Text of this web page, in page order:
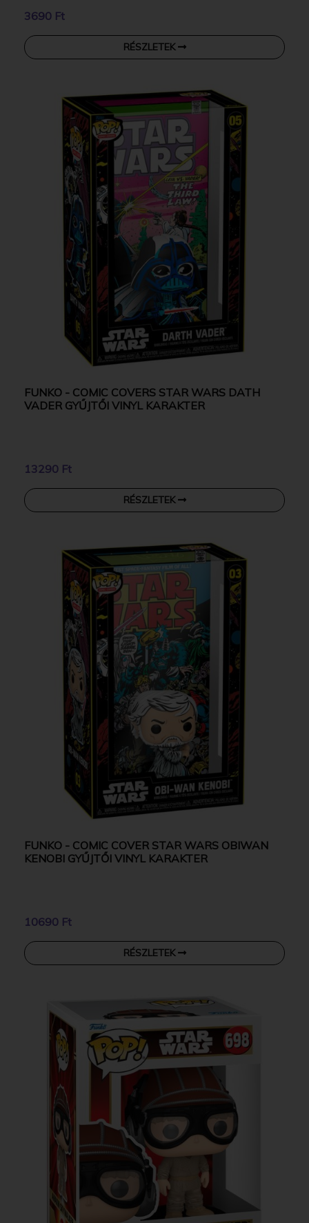
3690 Ft
RÉSZLETEK
FUNKO - COMIC COVERS STAR WARS DATH
VADER GYŰJTŐI VINYL KARAKTER
13290 Ft
RÉSZLETEK
FUNKO - COMIC COVER STAR WARS OBIWAN
KENOBI GYŰJTŐI VINYL KARAKTER
10690 Ft
RÉSZLETEK